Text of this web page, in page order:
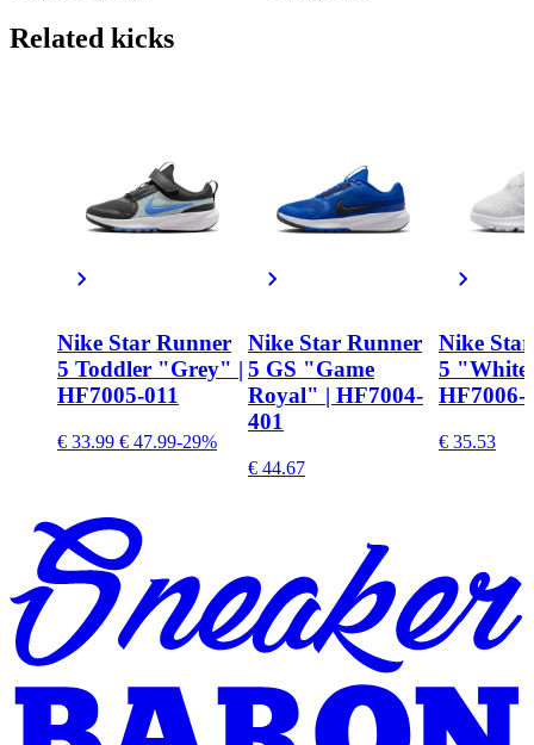
Related kicks
Nike Star Runner
5 Toddler "Grey" |
HF7005-011
€ 33.99 € 47.99-29%
Nike Star Runner
5 GS "Game
Royal" | HF7004-
401
€ 44.67
Nike
5
HF7006-
€ 35.53